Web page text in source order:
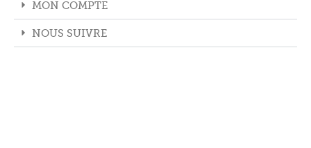
MON COMPTE
NOUS SUIVRE